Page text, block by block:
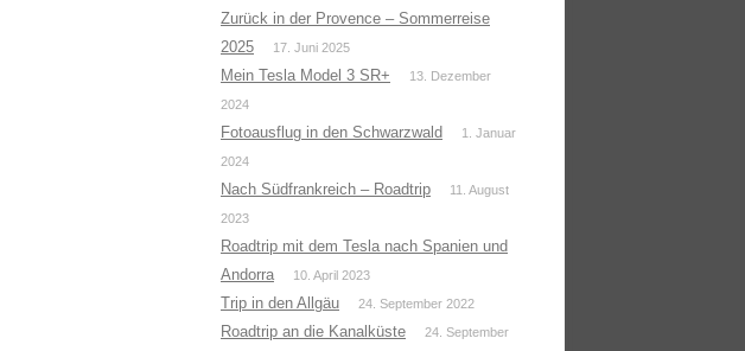
Zurück in der Provence – Sommerreise
2025
17. Juni 2025
Mein Tesla Model 3 SR+
13. Dezember
2024
Fotoausflug in den Schwarzwald
1. Januar
2024
Nach Südfrankreich – Roadtrip
11. August
2023
Roadtrip mit dem Tesla nach Spanien und
Andorra
10. April 2023
Trip in den Allgäu 24. September 2022
Roadtrip an die Kanalküste
24. September